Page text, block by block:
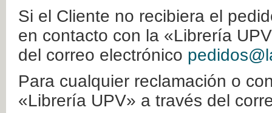
Si el Cliente no recibiera el
en contacto con la «Librería
del correo electrónico
Para cualquier reclamación o
«Librería UPV» a través del